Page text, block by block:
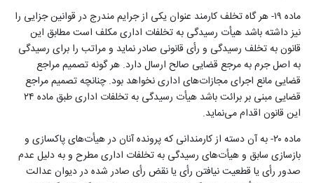
ماده ۱۹- هر گاه تخلف کارمند عنوان یکی از جرایم مندرج در قوانین جزایی را
نیز داشته باشد هیأت رسیدگی به تخلفات اداری مکلف است مطابق این
قانون به تخلف رسیدگی و‌ رأی قانونی صادر نماید و مراتب را برای رسیدگی
به اصل جرم به مرجع قضایی صالح ارسال دارد. هر گونه تصمیم مراجع
قضایی مانع اجرای ‌مجازات‌های اداری نخواهد بود. چنانچه تصمیم مراجع
قضایی مبنی بر برائت باشد هیأت رسیدگی به تخلفات اداری طبق ماده ۲۴
این قانون اقدام می‌نماید.
ماده ۲۰- به آن دسته از کارمندانی که پرونده آنان در هیأت‌های پاکسازی و
بازسازی سابق و هیأت‌های رسیدگی به تخلفات اداری مطرح و به دلیل عدم
صدور‌ رأی یا قطعیت نیافتن‌ رأی یا نقض‌ رأی صادر شده در دیوان عدالت